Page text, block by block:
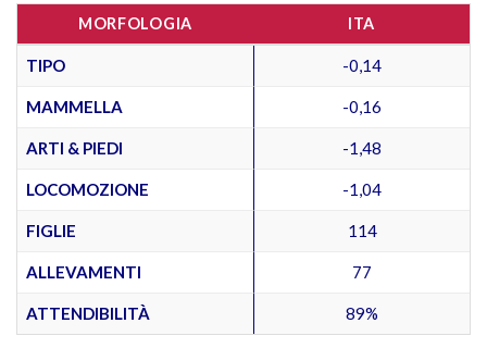
MORFOLOGIA ITA
TIPO -0,14
MAMMELLA -0,16
ARTI & PIEDI -1,48
LOCOMOZIONE -1,04
FIGLIE 114
ALLEVAMENTI 77
ATTENDIBILITÀ 89%